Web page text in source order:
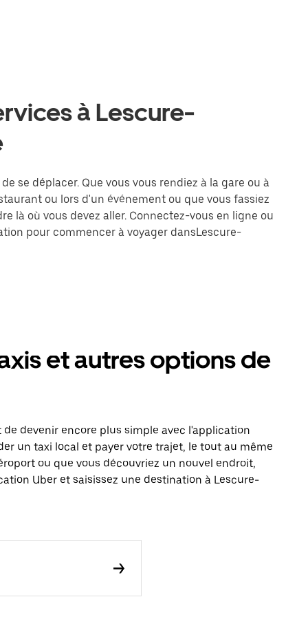
à Lescure-
se déplacer. Que vous vous rendiez à la gare ou à
ou lors d'un événement ou que vous fassiez
là où vous devez aller. Connectez-vous en ligne ou
pour commencer à voyager dansLescure-
et autres options de
devenir encore plus simple avec l'application
un taxi local et payer votre trajet, le tout au même
ou que vous découvriez un nouvel endroit,
Uber et saisissez une destination à Lescure-